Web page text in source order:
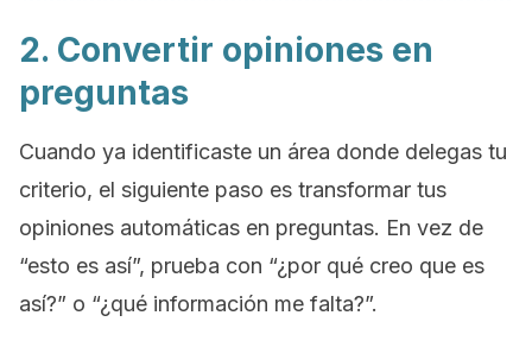
2. Convertir opiniones en
preguntas
Cuando ya identificaste un área donde delegas tu
criterio, el siguiente paso es transformar tus
opiniones automáticas en preguntas. En vez de
“esto es así”, prueba con “¿por qué creo que es
así?” o “¿qué información me falta?”.